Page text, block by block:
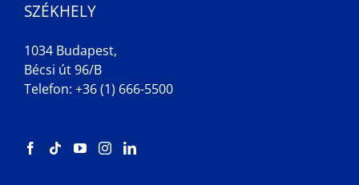
SZÉKHELY
1034 Budapest,
Bécsi út 96/B
Telefon: +36 (1) 666-5500